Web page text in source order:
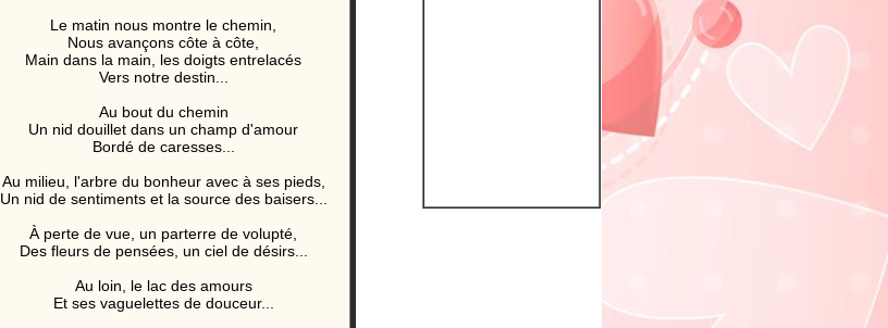
Le matin nous montre le chemin,
Nous avançons côte à côte,
Main dans la main, les doigts entrelacés
Vers notre destin...
Au bout du chemin
Un nid douillet dans un champ d'amour
Bordé de caresses...
Au milieu, l'arbre du bonheur avec à ses pieds,
Un nid de sentiments et la source des baisers...
À perte de vue, un parterre de volupté,
Des fleurs de pensées, un ciel de désirs...
Au loin, le lac des amours
Et ses vaguelettes de douceur...